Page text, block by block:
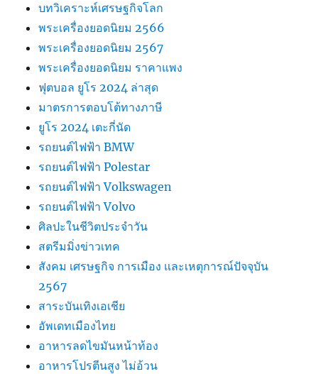
บทวิเคราะห์เศรษฐกิจโลก
พระเครื่องยอดนิยม 2566
พระเครื่องยอดนิยม 2567
พระเครื่องยอดนิยม ราคาแพง
ฟุตบอล ยูโร 2024 ล่าสุด
มาตรการตอบโต้ทางภาษี
ยูโร 2024 เตะกี่นัด
รถยนต์ไฟฟ้า BMW
รถยนต์ไฟฟ้า Polestar
รถยนต์ไฟฟ้า Volkswagen
รถยนต์ไฟฟ้า Volvo
ศิลปะในชีวิตประจำวัน
สตรีมมิ่งข่าวเทค
สังคม เศรษฐกิจ การเมือง และเหตุการณ์ปัจจุบัน
2567
สาระบันเทิงเอเชีย
อัพเดทเมืองไทย
อาหารลดไขมันหน้าท้อง
อาหารโปรตีนสูง ไม่อ้วน